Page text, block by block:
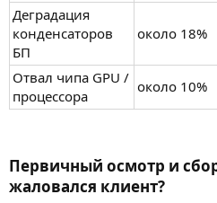
Деградация
конденсаторов
БП
около 18%
Отвал чипа GPU /
процессора
около 10%
Первичный осмотр и
жаловался клиент?​